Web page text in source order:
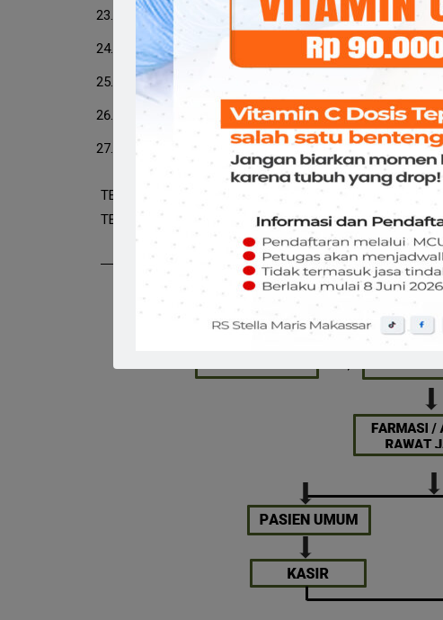
Poli Rehab Medik
Poli Gastro
Poli Gizi
Poli Anasthesi
Poli Kia/Immunisasi
TENAGA DOKTER PRAKTEK TERSEDIA : 55 ORANG
TENAGA PERAWAT : 15 ORANG
Alur Pelayanan